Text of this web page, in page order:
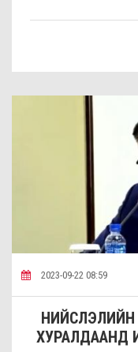
2023-09-22 08:59
ХУРАЛДААНД